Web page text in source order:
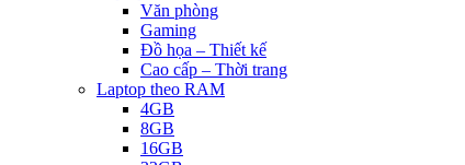
Văn phòng
Gaming
Đồ họa – Thiết kế
Cao cấp – Thời trang
Laptop theo RAM
4GB
8GB
16GB